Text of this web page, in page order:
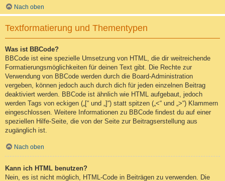
Nach oben
Textformatierung und Thementypen
Was ist BBCode?
BBCode ist eine spezielle Umsetzung von HTML, die dir weitreichende
Formatierungsmöglichkeiten für deinen Text gibt. Die Rechte zur
Verwendung von BBCode werden durch die Board-Administration
vergeben, können jedoch auch durch dich für jeden einzelnen Beitrag
deaktiviert werden. BBCode ist ähnlich wie HTML aufgebaut, jedoch
werden Tags von eckigen („[“ und „]“) statt spitzen („<“ und „>“) Klammern
eingeschlossen. Weitere Informationen zu BBCode findest du auf einer
speziellen Hilfe-Seite, die von der Seite zur Beitragserstellung aus
zugänglich ist.
Nach oben
Kann ich HTML benutzen?
Nein, es ist nicht möglich, HTML-Code in Beiträgen zu verwenden. Die